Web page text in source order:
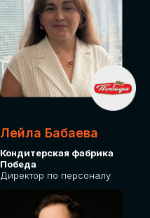
Лейла Бабаева
Кондитерская фабрика
Победа
Директор по персоналу